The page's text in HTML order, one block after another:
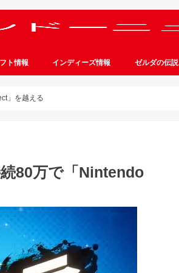
ト情報 インディーズ情報 ゼルダの伝説
」を越える
80万で「Nintendo